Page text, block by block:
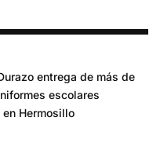
entrega de más de
escolares
Hermosillo